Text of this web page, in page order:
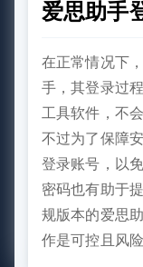
爱思助手
在正常情况下
手，其登录过
工具软件，不
不过为了保障
登录账号，以
密码也有助于
规版本的爱思
作是可控且风险